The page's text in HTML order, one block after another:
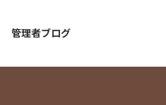
管理者ブログ